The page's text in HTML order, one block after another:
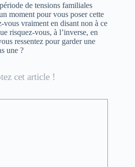
de tensions familiales
moment pour vous poser cette
vous vraiment en disant non à ce
risquez-vous, à l’inverse, en
ressentez pour garder une
une ?
cet article !